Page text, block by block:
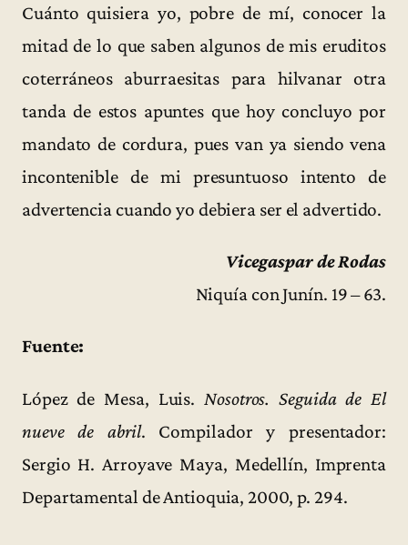
Cuánto quisiera yo, pobre de mí, conocer la
mitad de lo que saben algunos de mis eruditos
coterráneos aburraesitas para hilvanar otra
tanda de estos apuntes que hoy concluyo por
mandato de cordura, pues van ya siendo vena
incontenible de mi presuntuoso intento de
advertencia cuando yo debiera ser el advertido.
Vicegaspar de Rodas
Niquía con Junín. 19 – 63.
Fuente:
López de Mesa, Luis. Nosotros. Seguida de El
nueve de abril. Compilador y presentador:
Sergio H. Arroyave Maya, Medellín, Imprenta
Departamental de Antioquia, 2000, p. 294.